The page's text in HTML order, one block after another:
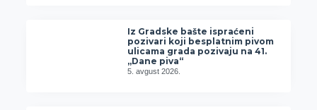
Iz Gradske bašte ispraćeni
pozivari koji besplatnim pivom
ulicama grada pozivaju na 41.
„Dane piva“
5. avgust 2026.